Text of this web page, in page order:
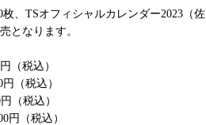
、TSオフィシャルカレンダー2023（佐
となります。
（税込）
（税込）
（税込）
円（税込）